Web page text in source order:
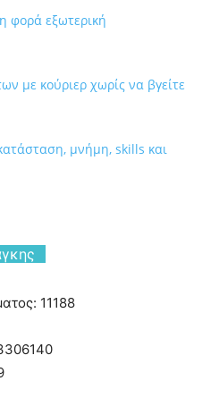
φορά εξωτερική
με κούριερ χωρίς να βγείτε
μνήμη, skills και
11188